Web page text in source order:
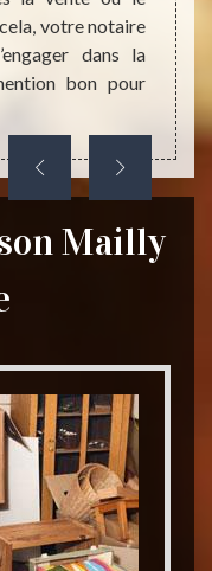
votre notaire
dans la
bon pour
Mailly